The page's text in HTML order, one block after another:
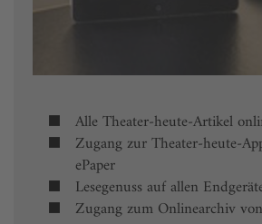
Alle Theater-heute-Artikel
Zugang zur Theater-heute-
ePaper
Lesegenuss auf allen
Zugang zum Onlinearchiv